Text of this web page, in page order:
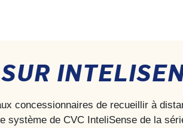
concessionnaires de recueillir à
de CVC InteliSense de la